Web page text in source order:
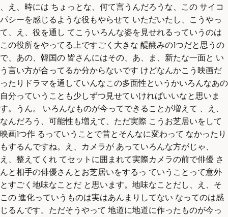
、え、時には ちょっとな、何て言うんだろうな、この サイコ
パシーを感じるような役もやらせて いただいたし、こうやっ
て、え、役を通し てこういろんな姿を見せれるっていうのは
この役所をやってる上ですごく大きな 醍醐みの1つだと思うの
で、あの、韓国の 皆さんにはその、あ、ま、新たな一面と い
う言い方が合ってるか分からないです けどなんかこう映画だ
ったりドラマを通していんなこの多面性というかいろんなあの
自分っていうことも少しずつ見せていければいいなと思いま
す。うん。 いろんなものが今ってできることが増えて 、え、
なんだろう、可能性も増えて、ただ実際 こうお芝居いをして
映画1つ作 るっていうことで昔とそんなに変わって なかったり
もするんですね。え、カメラが あっていろんな方がじゃ、
え、整えてくれ てセットに囲まれて実際カメラの前で俳優 さ
んと相手の俳優さんとお芝居いをするっ ていうことって意外
とすごく地味なことだ と思います。地味なことだし、え、そ
この 進化っていうものは実はあんまりしてない なってのは感
じるんです。ただそうやって 地道に地道に作ったものが今っ